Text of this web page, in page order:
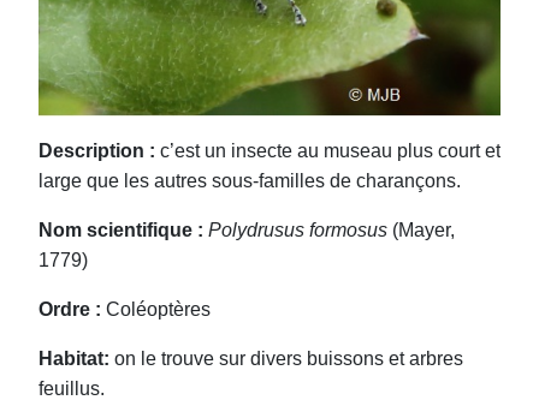
Description : c’est un insecte au museau plus court et
large que les autres sous-familles de charançons.
Nom scientifique : Polydrusus formosus (Mayer,
1779)
Ordre : Coléoptères
Habitat: on le trouve sur divers buissons et arbres
feuillus.